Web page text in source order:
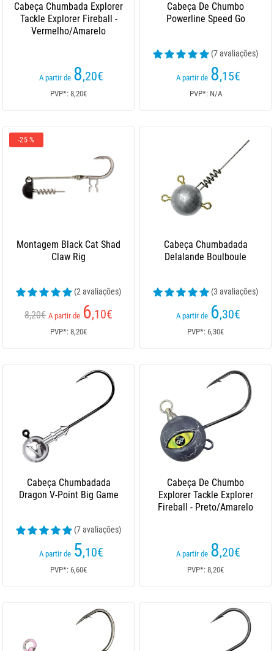
Cabeça Chumbada Explorer
Tackle Explorer Fireball -
Vermelho/Amarelo
A partir de 8,20€
PVP*: 8,20€
Cabeça De Chumbo
Powerline Speed Go
(7 avaliações)
A partir de 8,15€
PVP*: N/A
-25 %
Montagem Black Cat Shad
Claw Rig
(2 avaliações)
8,20€ A partir de 6,10€
PVP*: 8,20€
Cabeça Chumbadada
Delalande Boulboule
(3 avaliações)
A partir de 6,30€
PVP*: 6,30€
Cabeça Chumbadada
Dragon V-Point Big Game
(7 avaliações)
A partir de 5,10€
PVP*: 6,60€
Cabeça De Chumbo
Explorer Tackle Explorer
Fireball - Preto/Amarelo
A partir de 8,20€
PVP*: 8,20€